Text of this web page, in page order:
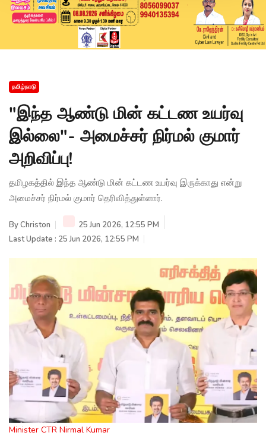
தமிழ்நாடு
"இந்த ஆண்டு மின் கட்டண உயர்வு
இல்லை"- அமைச்சர் நிர்மல் குமார்
அறிவிப்பு!
தமிழகத்தில் இந்த ஆண்டு மின் கட்டண உயர்வு இருக்காது என்று
அமைச்சர் நிர்மல் குமார் தெரிவித்துள்ளார்.
ByChriston
25 Jun 2026, 12:55 PM
Last Update : 25 Jun 2026, 12:55 PM
Minister CTR Nirmal Kumar